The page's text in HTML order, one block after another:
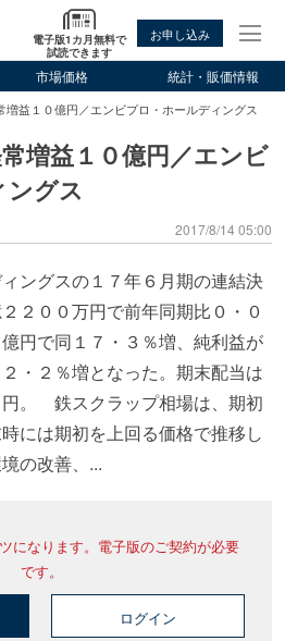
電子版1カ月無料で
試読できます
お申し込み
市場価格 統計・販価情報
増益１０億円／エンビプロ・ホールディングス
増益１０億円／エンビ
グス
2017/8/14 05:00
ングスの１７年６月期の連結決
２００万円で前年同期比０・０
円で同１７・３％増、純利益が
・２％増となった。期末配当は
。 鉄スクラップ相場は、期初
には期初を上回る価格で推移し
の改善、...
になります。電子版のご契約が必要
です。
ログイン